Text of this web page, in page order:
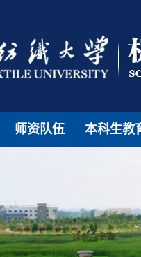
师资队伍 本科生教